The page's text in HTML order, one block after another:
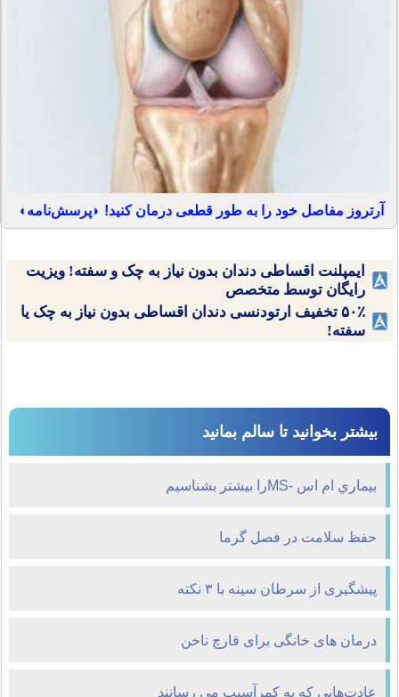
آرتروز مفاصل خود را به طور قطعی درمان کنید! ◗پرسش‌نامه◖
ایمپلنت اقساطی دندان بدون نیاز به چک و سفته! ویزیت
رایگان توسط متخصص
۵۰٪ تخفیف ارتودنسی دندان اقساطی بدون نیاز به چک یا
سفته!
بیشتر بخوانید تا سالم بمانید
بيماري ام اس -MSرا بيشتر بشناسيم
حفظ سلامت در فصل گرما
پیشگیری از سرطان سینه با ۳ نکته
درمان های خانگی برای قارچ ناخن
عادت‌هایی که به کمرآسیب می رسانند